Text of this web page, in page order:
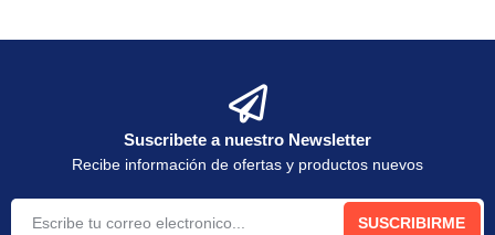
Suscribete a nuestro Newsletter
Recibe información de ofertas y productos nuevos
SUSCRIBIRME